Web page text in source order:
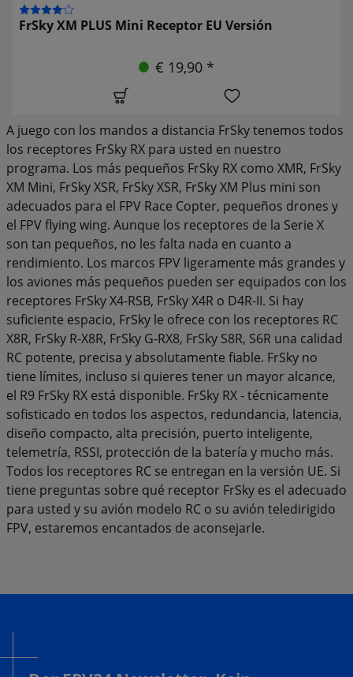
FrSky XM PLUS Mini Receptor EU Versión
€ 19,90 *
A juego con los mandos a distancia FrSky tenemos todos
los receptores FrSky RX para usted en nuestro
programa. Los más pequeños FrSky RX como XMR, FrSky
XM Mini, FrSky XSR, FrSky XSR, FrSky XM Plus mini son
adecuados para el FPV Race Copter, pequeños drones y
el FPV flying wing. Aunque los receptores de la Serie X
son tan pequeños, no les falta nada en cuanto a
rendimiento. Los marcos FPV ligeramente más grandes y
los aviones más pequeños pueden ser equipados con los
receptores FrSky X4-RSB, FrSky X4R o D4R-II. Si hay
suficiente espacio, FrSky le ofrece con los receptores RC
X8R, FrSky R-X8R, FrSky G-RX8, FrSky S8R, S6R una calidad
RC potente, precisa y absolutamente fiable. FrSky no
tiene límites, incluso si quieres tener un mayor alcance,
el R9 FrSky RX está disponible. FrSky RX - técnicamente
sofisticado en todos los aspectos, redundancia, latencia,
diseño compacto, alta precisión, puerto inteligente,
telemetría, RSSI, protección de la batería y mucho más.
Todos los receptores RC se entregan en la versión UE. Si
tiene preguntas sobre qué receptor FrSky es el adecuado
para usted y su avión modelo RC o su avión teledirigido
FPV, estaremos encantados de aconsejarle.